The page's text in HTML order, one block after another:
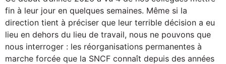
fin à leur jour en quelques semaines. Même si la
direction tient à préciser que leur terrible décision a eu
lieu en dehors du lieu de travail, nous ne pouvons que
nous interroger : les réorganisations permanentes à
marche forcée que la SNCF connaît depuis des années